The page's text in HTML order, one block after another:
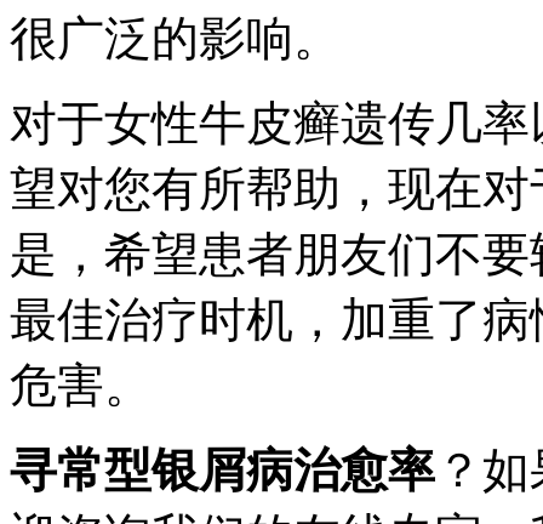
很广泛的影响。
对于女性牛皮癣遗传几
望对您有所帮助，现在
是，希望患者朋友们不
最佳治疗时机，加重了
危害。
寻常型银屑病治愈率 ？